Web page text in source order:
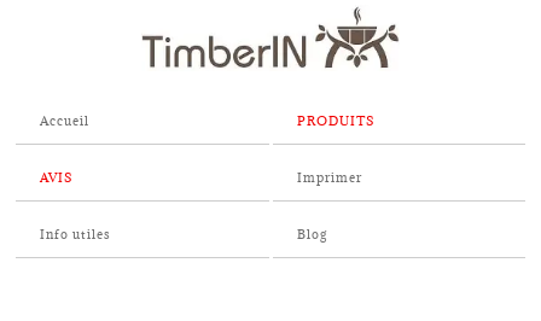
Accueil PRODUITS
AVIS Imprimer
Info utiles Blog